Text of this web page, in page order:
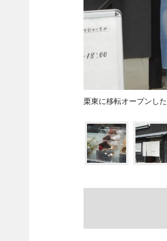
栗東に移転オープンし